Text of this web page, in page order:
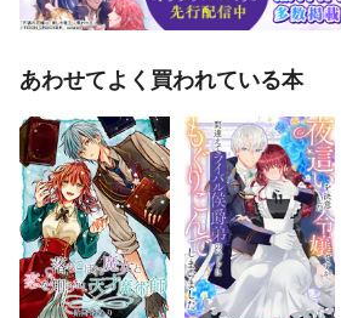
あわせてよく買われている本